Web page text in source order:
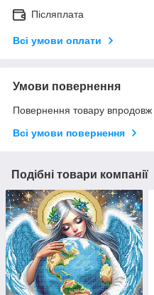
Післяплата
Всі умови оплати
Умови повернення
Повернення товару впродовж
Всі умови повернення
Подібні товари компанії